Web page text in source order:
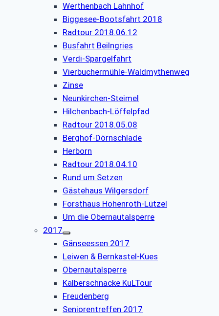
Werthenbach Lahnhof
Biggesee-Bootsfahrt 2018
Radtour 2018.06.12
Busfahrt Beilngries
Verdi-Spargelfahrt
Vierbuchermühle-Waldmythenweg
Zinse
Neunkirchen-Steimel
Hilchenbach-Löffelpfad
Radtour 2018.05.08
Berghof-Dörnschlade
Herborn
Radtour 2018.04.10
Rund um Setzen
Gästehaus Wilgersdorf
Forsthaus Hohenroth-Lützel
Um die Obernautalsperre
2017
Gänseessen 2017
Leiwen & Bernkastel-Kues
Obernautalsperre
Kalberschnacke KuLTour
Freudenberg
Seniorentreffen 2017